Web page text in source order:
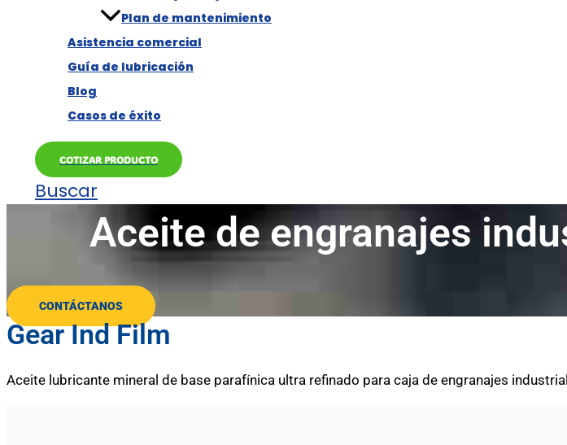
Plan de mantenimiento
Asistencia comercial
Guía de lubricación
Blog
Casos de éxito
COTIZAR PRODUCTO
Buscar
Aceite de engranajes
CONTÁCTANOS
Gear Ind Film
Aceite lubricante mineral de base parafínica ultra refinado para caja de engranajes